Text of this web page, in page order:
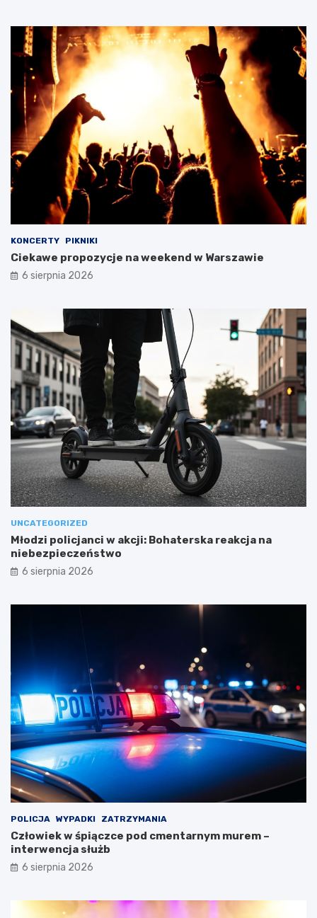
KONCERTY PIKNIKI
Ciekawe propozycje na weekend w Warszawie
6 sierpnia 2026
UNCATEGORIZED
Młodzi policjanci w akcji: Bohaterska reakcja na
niebezpieczeństwo
6 sierpnia 2026
POLICJA WYPADKI ZATRZYMANIA
Człowiek w śpiączce pod cmentarnym murem –
interwencja służb
6 sierpnia 2026